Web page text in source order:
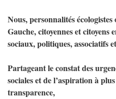
Nous, personnalités
Gauche, citoyennes et citoyens
sociaux, politiques, associatifs
Partageant le constat des
sociales et de l’aspiration à
transparence,